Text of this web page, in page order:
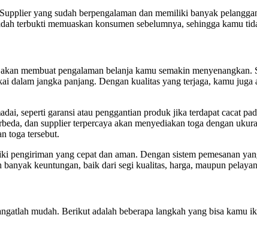
yang sudah berpengalaman dan memiliki banyak
terbukti memuaskan konsumen sebelumnya, sehingga kamu
membuat pengalaman belanja kamu semakin
jangka panjang. Dengan kualitas yang terjaga, kamu juga
seperti garansi atau penggantian produk jika terdapat cacat
dan supplier terpercaya akan menyediakan toga dengan
toga tersebut.
yang cepat dan aman. Dengan sistem pemesanan
keuntungan, baik dari segi kualitas, harga, maupun
mudah. Berikut adalah beberapa langkah yang bisa kamu